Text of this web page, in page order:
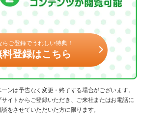
らご登録でうれしい特典！
料登録はこちら
ンは予告なく変更・終了する場合がございます。
イトからご登録いただき、ご来社またはお電話に
をさせていただいた方に限ります。